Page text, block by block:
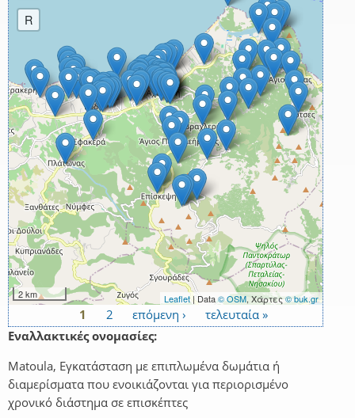
R
2 km Leaflet| Data© OSM, Χάρτες© buk.gr
Σελίδες
1 2 επόμενη ›
τελευταία »
Εναλλακτικές ονομασίες:
Matoula, Εγκατάσταση με επιπλωμένα δωμάτια ή
διαμερίσματα που ενοικιάζονται για περιορισμένο
χρονικό διάστημα σε επισκέπτες